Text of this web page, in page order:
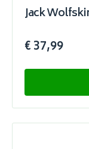
Jack
€ 37,99